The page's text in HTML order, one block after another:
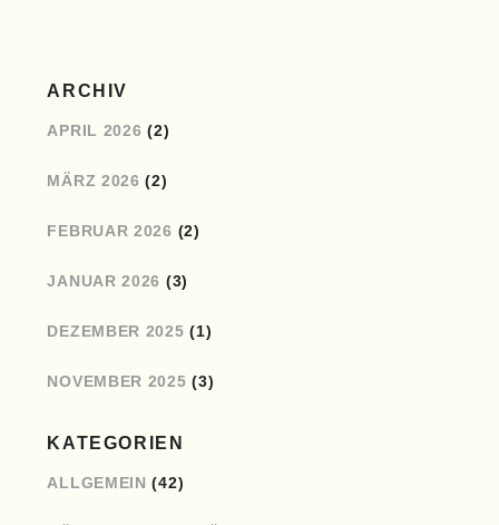
ARCHIV
APRIL 2026 (2)
MÄRZ 2026 (2)
FEBRUAR 2026 (2)
JANUAR 2026 (3)
DEZEMBER 2025 (1)
NOVEMBER 2025 (3)
KATEGORIEN
ALLGEMEIN (42)